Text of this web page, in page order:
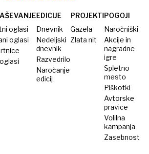
oglasi
oglasi
EDICIJE
Dnevnik
Nedeljski
dnevnik
Razvedrilo
Naročanje
edicij
PROJEKTI
Gazela
Zlata nit
POGOJI
Naročniški
Akcije in
nagradne
igre
Spletno
mesto
Piškotki
Avtorske
pravice
Volilna
kampanja
Zasebnost